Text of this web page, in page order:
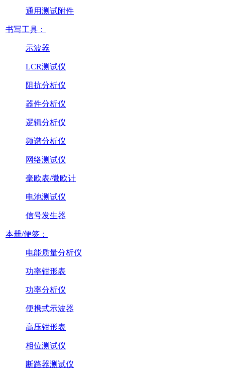
通用测试附件
书写工具：
示波器
LCR测试仪
阻抗分析仪
器件分析仪
逻辑分析仪
频谱分析仪
网络测试仪
毫欧表/微欧计
电池测试仪
信号发生器
本册/便签：
电能质量分析仪
功率钳形表
功率分析仪
便携式示波器
高压钳形表
相位测试仪
断路器测试仪